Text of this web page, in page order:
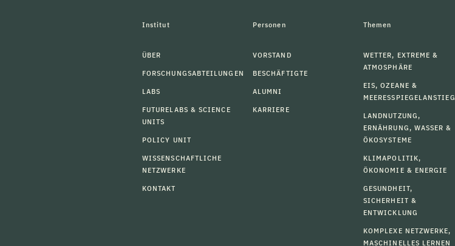
Institut
ÜBER
FORSCHUNGSABTEILUNGEN
LABS
FUTURELABS & SCIENCE
UNITS
POLICY UNIT
WISSENSCHAFTLICHE
NETZWERKE
KONTAKT
Personen
VORSTAND
BESCHÄFTIGTE
ALUMNI
KARRIERE
Themen
WETTER, EXTREME &
ATMOSPHÄRE
EIS, OZEANE &
MEERESSPIEGELANSTIEG
LANDNUTZUNG,
ERNÄHRUNG, WASSER &
ÖKOSYSTEME
KLIMAPOLITIK,
ÖKONOMIE & ENERGIE
GESUNDHEIT,
SICHERHEIT &
ENTWICKLUNG
KOMPLEXE NETZWERKE,
MASCHINELLES LERNEN